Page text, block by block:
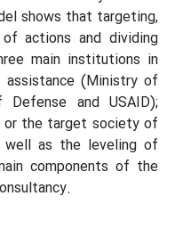
shows that targeting,
actions and dividing
main institutions in
assistance (Ministry of
and USAID);
the target society of
well as the leveling of
components of the